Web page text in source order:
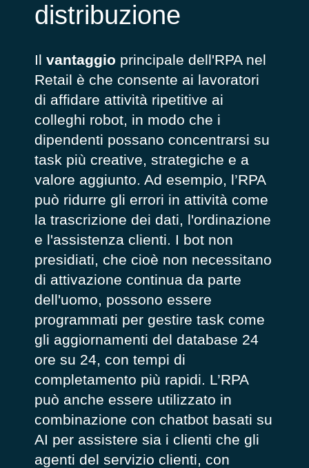
distribuzione
Il vantaggio principale dell'RPA nel
Retail è che consente ai lavoratori
di affidare attività ripetitive ai
colleghi robot, in modo che i
dipendenti possano concentrarsi su
task più creative, strategiche e a
valore aggiunto. Ad esempio, l’RPA
può ridurre gli errori in attività come
la trascrizione dei dati, l'ordinazione
e l'assistenza clienti. I bot non
presidiati, che cioè non necessitano
di attivazione continua da parte
dell'uomo, possono essere
programmati per gestire task come
gli aggiornamenti del database 24
ore su 24, con tempi di
completamento più rapidi. L’RPA
può anche essere utilizzato in
combinazione con chatbot basati su
AI per assistere sia i clienti che gli
agenti del servizio clienti, con